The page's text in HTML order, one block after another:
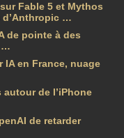
Fable 5 et Mythos
d’Anthropic …
de pointe à des
…
IA en France, nuage
de l’iPhone
de retarder